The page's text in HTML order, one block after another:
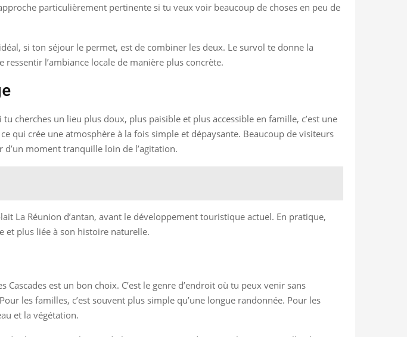
particulièrement pertinente si tu veux voir beaucoup de choses en peu de
si ton séjour le permet, est de combiner les deux. Le survol te donne la
l’ambiance locale de manière plus concrète.
cherches un lieu plus doux, plus paisible et plus accessible en famille, c’est une
qui crée une atmosphère à la fois simple et dépaysante. Beaucoup de visiteurs
moment tranquille loin de l’agitation.
La Réunion d’antan, avant le développement touristique actuel. En pratique,
et plus liée à son histoire naturelle.
est un bon choix. C’est le genre d’endroit où tu peux venir sans
les familles, c’est souvent plus simple qu’une longue randonnée. Pour les
et la végétation.